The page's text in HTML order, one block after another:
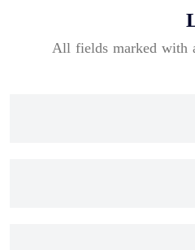
All fields marked with